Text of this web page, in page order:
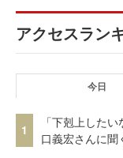
アクセスラン
今日
1
「下剋上した
口義宏さんに